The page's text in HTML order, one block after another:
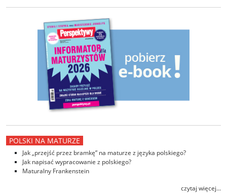
POLSKI NA MATURZE
Jak „przejść przez bramkę” na maturze z języka polskiego?
Jak napisać wypracowanie z polskiego?
Maturalny Frankenstein
czytaj więcej...